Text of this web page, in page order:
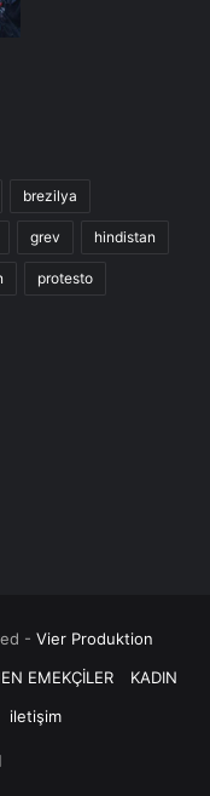
brezilya
grev hindistan
protesto
- Vier Produktion
EMEKÇİLER
KADIN
iletişim